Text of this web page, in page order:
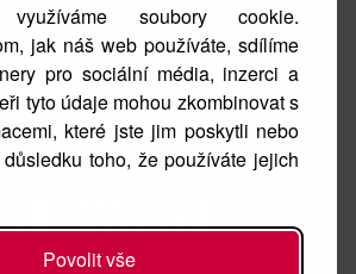
využíváme soubory cookie.
jak náš web používáte, sdílíme
pro sociální média, inzerci a
tyto údaje mohou zkombinovat s
které jste jim poskytli nebo
toho, že používáte jejich
Povolit vše
Facebook
Instagram
O nás
Kontakt